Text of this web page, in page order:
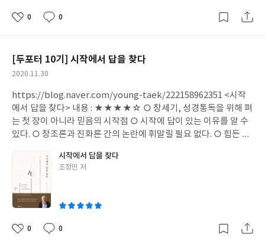
이루어지며, 생명이 심겨지는 일이다.p.105-106 ------------------
이다. 이렇게 주님은 양쪽 출생 모두의 주인이시다._ p.12 한 번 태
어나면 두 번 죽고두 번 태어나면 한 번 죽는다._ p.114 Ps. 풍성한
ng-taek/222097958305 네이버 아이디 : 학습하는 청년 #팀켈러
인생베이직시리즈 #태어남에관하여 #팀켈러 #두포터10기 #믿고
읽는팀켈러 #두란노 #나를복음으로살게한문장 #거듭남 #은혜 #오
직은혜 #성장 #장성한분량 #새로운피조물
일'이라는 시간은 당연히 있다고 생각한다. 그래서 오늘 당장 무언
가를 하지 않아도 된다. 내일이 있으니까. 내일이 있고 다음 주가 있
일 못하면 다음 날 하면 된다.미룸과 게으름은 내일이 있음을 전제로
가능한 행동이다. 이에 반해 쾌락과 중독은 내일을 허락하지 않는다.
쾌락과 중독에서 벗어나지 못하는 이유이다. 하지만 그럴수록 우선
순위는 뒤바뀐다. 도시에서는 당장 거리만 나가도 밤낮 구분없이 생
활하는 데 지장이 없다. 하루가 길어진 것처럼 보인다. 도시의 밤은
밝다 못해 화려하기까지 하다. 밤낮 상관없이 먹고 마실 수 있다. 그
리고 돈만 있으면 쾌락과 중독의 길로 들어가기 쉬워졌다. (중략) 3.
죽음 앞에 슬퍼하고 격노하는 것은 거대한 악에 내보이는 온당한 반
응이다. 그러나 그리스도인에게 소망이 있어, 마치 고기에 소금을
바르듯 그 소망을 슬픔과 분노에 '바를' 수 있다. 슬픔을 억누르거나
절망에 굴하는 것은 옳지 않다. 분노를 억제하거나 무조건 다 터뜨리
는 것도 영혼에 이롭지 못한다. 그러나 슬픔을 소망에 절이면 지혜와
라! _ p.57 -> p.83 "기독교 신앙은 죽음 앞에서 신자에게 무엇에도
지혜는 욥기, … 허무의 지혜는 전도서, … 형통의 지혜는 잠언에서
다루지는 않는다. "본서는 잠언의 세 가지 주제인 '지혜' '성공' '행
복' 가운데 '성공'에 관한 것으로 잠언 12-21장의 내용을 다루고"
있다(p.9, 들어가는 말 中) 책 곳곳에서는 잠언에서 등장하는 단어
에 대한 정의를 내려주고 있어서 읽는데 유익하다. 비슷한 느낌이지
만 분명한 차이가 있음을 확인할 수 있어서 좋다. 15~17page에서
는 훈계와 징계의 차이를, 30~31page에서는 희망과 소망의 차이
를, 125page에서는 명상과 묵상의 차이를, 225page에서는 원칙
한 내용들을 다루며 '지혜로운 사람'의 모습을 다룬다. 더불어 '성
실'과 '정직'에 대해서도 서술한다. 눈에 보이는 것만 보고, 귀에 들
리는 것만 들으며 살면 미혹됩니다. 더 높은 하나님을 바라보고, 하
나님의 말씀을 듣고 그 음성에 귀를 기울일 때 미혹에서 벗어날 수
있습니다. 가장 큰 영적인 속임수는 "하나님이 어디 있어? 부활을
믿을 수 있나?" 이런 말입니다. 속아서는 안 됩니다. 하나님은 살아
계시고, 부활은 확실한 사건입니다.p.264-265 그렇기에 사람은 보
좋
0
댓
0
작
[두포터 10기] 시작에서 답을 찾다
작
일
2020.11.30
https://blog.naver.com/young-taek/222158962351 <시작
에서 답을 찾다> 내용 : ★★★★☆ ○ 창세기, 성경통독을 위해 펴
는 첫 장이 아니라 믿음의 시작점 ○ 시작에 답이 있는 이유를 알 수
있다. ○ 창조론과 진화론 간의 논란에 휘말릴 필요 없다. ○ 힘든 때
한다. ○ 사람이 물건을 만들 때 이유와 목적이 있듯, 하나님의 지으
심 역시 동일하다. <읽은 책 정보> 저자 : #조정민 출판사 : #두란노
2쇄 발행 : 2020년 10월 29일 <읽은 이유> - 두포터10기, 미션도서
(11월) - 조정민 목사님 책 모으기 (거의 다 소장중) <내용과 생각>
중략 보다 알 찬 내용은 네이버 블로그에 있습니다. 《시작에서 답
을 찾다》, 제목을 보며 질문을 한 번 해보자. 과연 시작에 답이 있을
시작에서 답을 찾다
글
조정민 저
좋
0
댓
0
작